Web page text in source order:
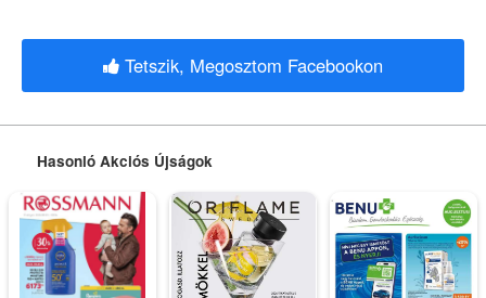
Tetszik, Megosztom Facebookon
Hasonló Akciós Újságok